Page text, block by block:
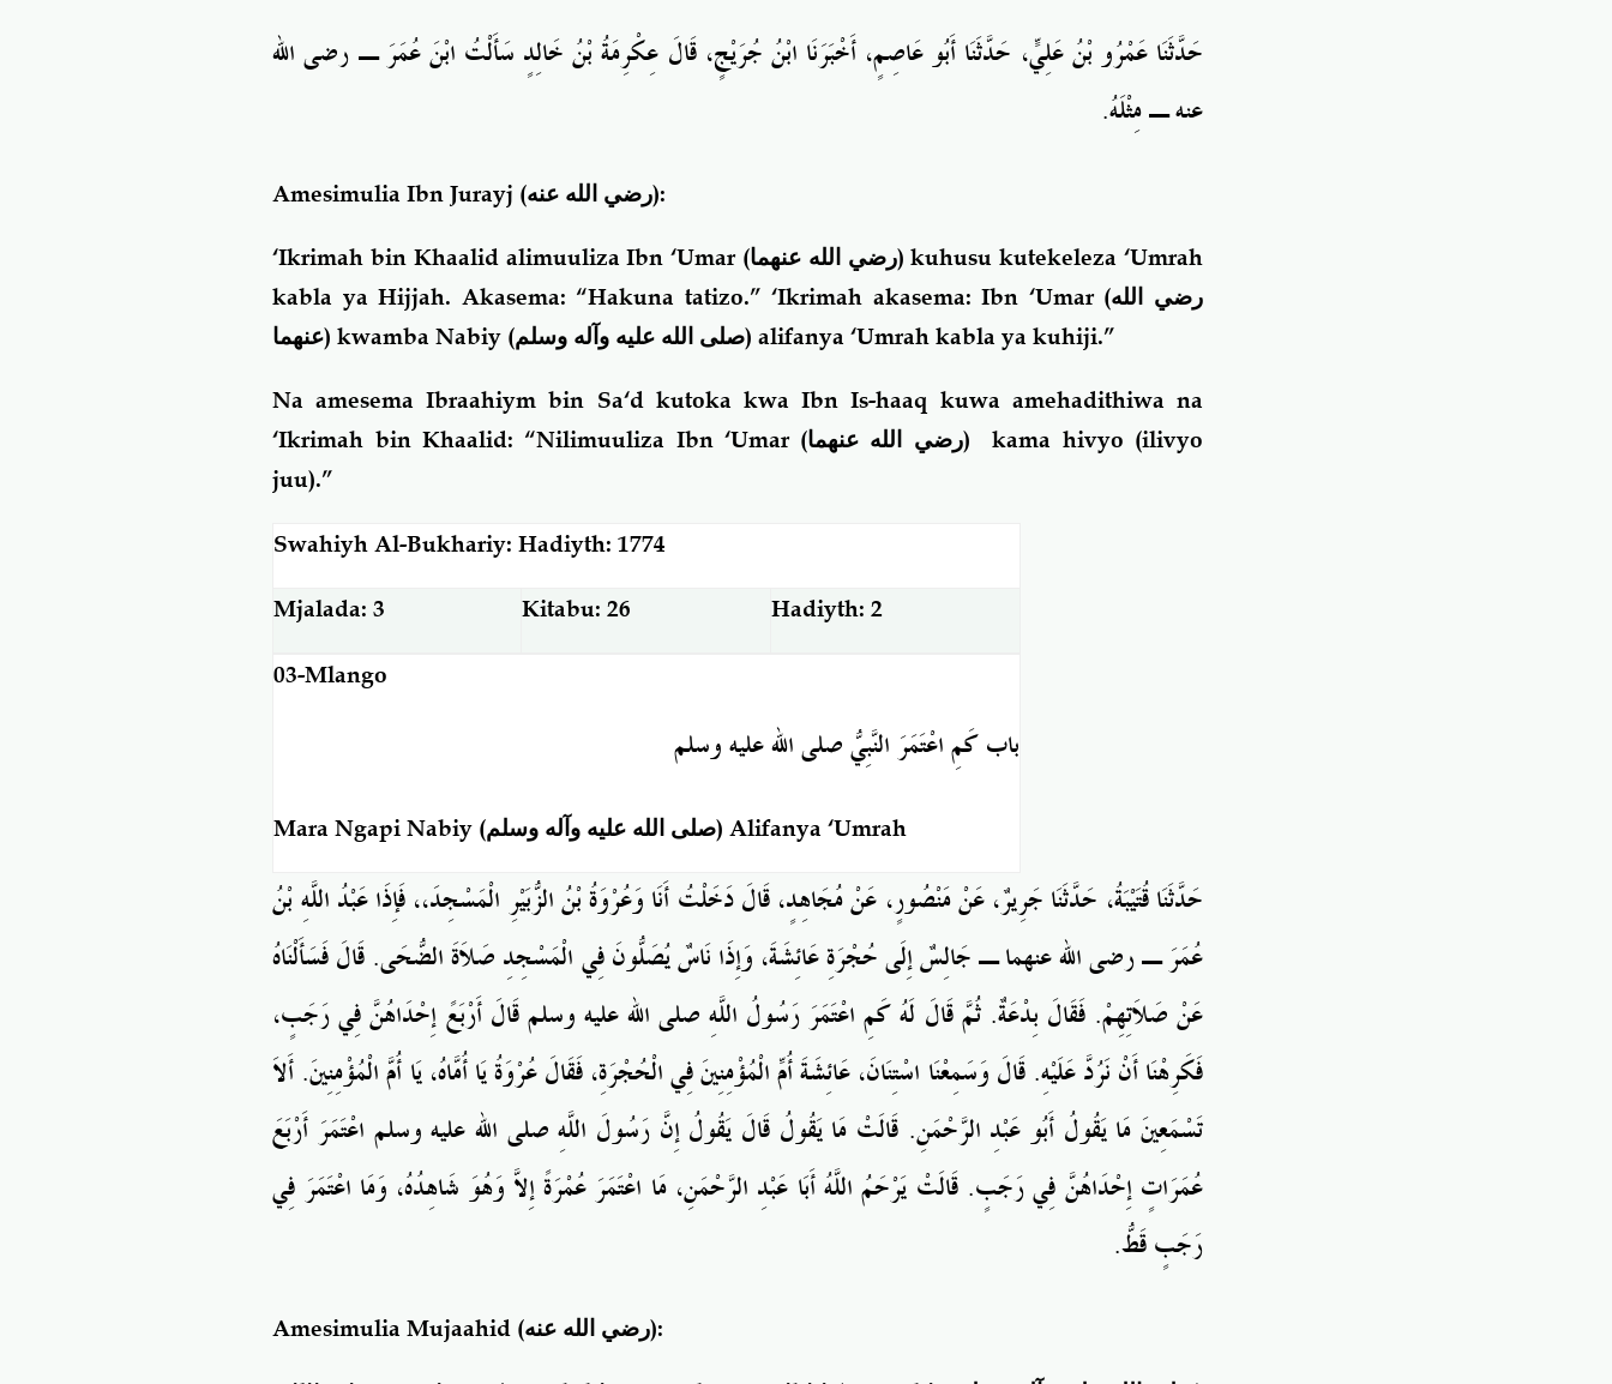
حَدَّثَنَا عَمْرُوبْنُ عَلِيٍّ، حَدَّثَنَا أَبُوعَاصِمٍ، أَخْبَرَنَا ابْنُ جُرَيْجٍ، قَالَ عِكْرِمَةُ بْنُ خَالِدٍ سَأَلْتُ ابْنَ عُمَرَ ـ رضى الله
عنهـمِثْلَه.
Amesimulia Ibn Jurayj (رضي الله عنه):
‘Ikrimah bin Khaalid alimuuliza Ibn ‘Umar (رضي الله عنهما) kuhusu kutekeleza ‘Umrah
kabla ya Hijjah. Akasema: “Hakuna tatizo.” ‘Ikrimah akasema: Ibn ‘Umar (رضي الله
عنهما) kwamba Nabiy (صلى الله عليه وآله وسلم) alifanya ‘Umrah kabla ya kuhiji.”
Na amesema Ibraahiym bin Sa‘d kutoka kwa Ibn Is-haaq kuwa amehadithiwa na
‘Ikrimah bin Khaalid: “Nilimuuliza Ibn ‘Umar
(رضي الله عنهما)
kama hivyo (ilivyo
juu).”
Swahiyh Al-Bukhariy: Hadiyth: 1774
Mjalada: 3 Kitabu: 26 Hadiyth: 2
03-Mlango
بابكَمِ اعْتَمَرَ النَّبِيُّ صلىاللهعليهوسلم
Mara Ngapi Nabiy (صلى الله عليه وآله وسلم) Alifanya ‘Umrah
حَدَّثَنَاقُتَيْبَةُ، حَدَّثَنَا جَرِيرٌ، عَنْ مَنْصُورٍ، عَنْ مُجَاهِدٍ، قَالَ دَخَلْتُ أَنَا وَعُرْوَةُ بْنُ الزُّبَيْرِ الْمَسْجِدَ،، فَإِذَاعَبْدُ اللَّهِ بْنُ
عُمَرَ ـرضىاللهعنهماـجَالِسٌ إِلَىحُجْرَةِ عَائِشَةَ، وَإِذَانَاسٌ يُصَلُّونَ فِي الْمَسْجِدِ صَلاَةَ الضُّحَى‏.‏ قَالَ فَسَأَلْنَاهُ
عَنْ صَلاَتِهِمْ‏.‏ فَقَالَ بِدْعَةٌ‏.‏ ثُمَّ قَالَ لَهُ كَمِ اعْتَمَرَ رَسُولُ اللَّهِ صلى اللهعليه وسلمقَالَ أَرْبَعً إِحْدَاهُنَّ فِيرَجَبٍ،
فَكَرِهْنَاأَنْ نَرُدَّ عَلَيْهِ‏.‏ قَالَ وَسَمِعْنَا اسْتِنَانَ، عَائِشَةَ أُمِّ الْمُؤْمِنِينَ فِيالْحُجْرَةِ، فَقَالَ عُرْوَةُ يَاأُمَّاهُ، يَا أُمَّ الْمُؤْمِنِينَ‏.‏ أَلاَ
تَسْمَعِينَ مَا يَقُولُ أَبُو عَبْدِ الرَّحْمَنِ‏.‏ قَالَتْ مَا يَقُولُ قَالَ يَقُولُ إِنَّ رَسُولَ اللَّهِ صلى الله عليه وسلم اعْتَمَرَ أَرْبَعَ
عُمَرَاتٍ إِحْدَاهُنَّ فِيرَجَبٍ‏.‏ قَالَتْ يَرْحَمُ اللَّهُ أَبَا عَبْدِ الرَّحْمَنِ، مَا اعْتَمَرَ عُمْرَةً إِلاَّ وَهُوَ شَاهِدُهُ، وَمَا اعْتَمَرَ فِي
رَجَبٍ قَطُّ‏.‏
Amesimulia Mujaahid (رضي الله عنه):